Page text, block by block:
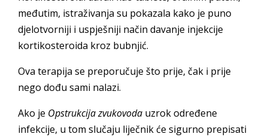
međutim, istraživanja su pokazala kako je puno
djelotvorniji i uspješniji način davanje injekcije
kortikosteroida kroz bubnjić.
Ova terapija se preporučuje što prije, čak i prije
nego dođu sami nalazi.
Ako je Opstrukcija zvukovoda uzrok određene
infekcije, u tom slučaju liječnik će sigurno prepisati